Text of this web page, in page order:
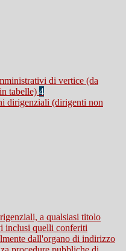
di vertice (da
tabelle) 4
dirigenziali (dirigenti non
a qualsiasi titolo
inclusi quelli conferiti
dall'organo di indirizzo